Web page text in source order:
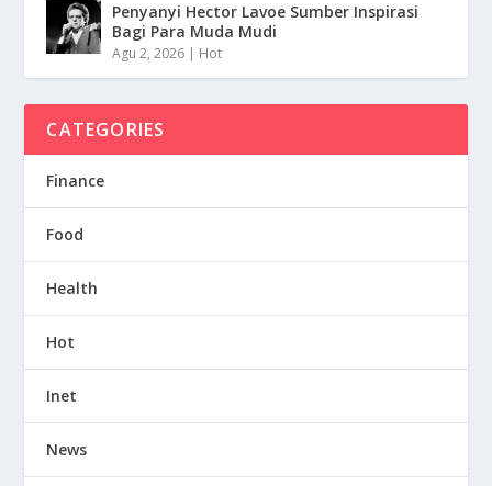
Penyanyi Hector Lavoe Sumber Inspirasi
Bagi Para Muda Mudi
Agu 2, 2026 | Hot
CATEGORIES
Finance
Food
Health
Hot
Inet
News